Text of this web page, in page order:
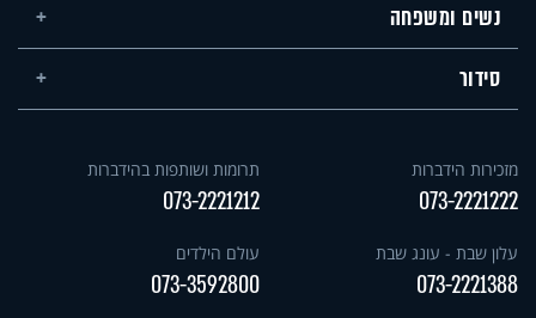
נשים ומשפחה
סידור
מזכירות הידברות
073-2221222
תרומות ושותפות בהידברות
073-2221212
עלון שבת - עונג שבת
073-2221388
עולם הילדים
073-3592800